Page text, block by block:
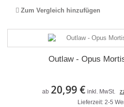
Zum Vergleich hinzufügen
Outlaw - Opus
ab 20,99 € inkl. MwSt.
Lieferzeit: 2-5